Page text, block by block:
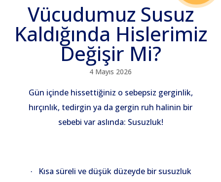
Vücudumuz Susuz
Kaldığında Hislerimiz
Değişir Mi?
4 Mayıs 2026
Gün içinde hissettiğiniz o sebepsiz gerginlik,
hırçınlık, tedirgin ya da gergin ruh halinin bir
sebebi var aslında: Susuzluk!
·
Kısa süreli ve düşük düzeyde bir susuzluk